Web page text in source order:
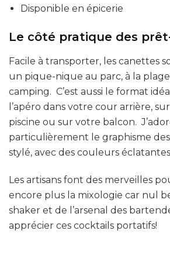
Disponible en épicerie
Le côté pratique des
Facile à transporter, les canettes
un pique-nique au parc, à la
camping. C’est aussi le format
l’apéro dans votre cour arrière,
piscine ou sur votre balcon.
particulièrement le graphisme
stylé, avec des couleurs
Les artisans font des merveilles
encore plus la mixologie car nul
shaker et de l’arsenal des
apprécier ces cocktails portatifs!